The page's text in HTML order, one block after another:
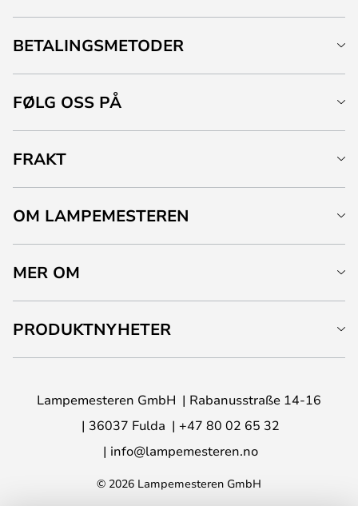
BETALINGSMETODER
FØLG OSS PÅ
FRAKT
OM LAMPEMESTEREN
MER OM
PRODUKTNYHETER
Lampemesteren GmbH
Rabanusstraße 14-16
36037 Fulda
+47 80 02 65 32
info@lampemesteren.no
© 2026 Lampemesteren GmbH